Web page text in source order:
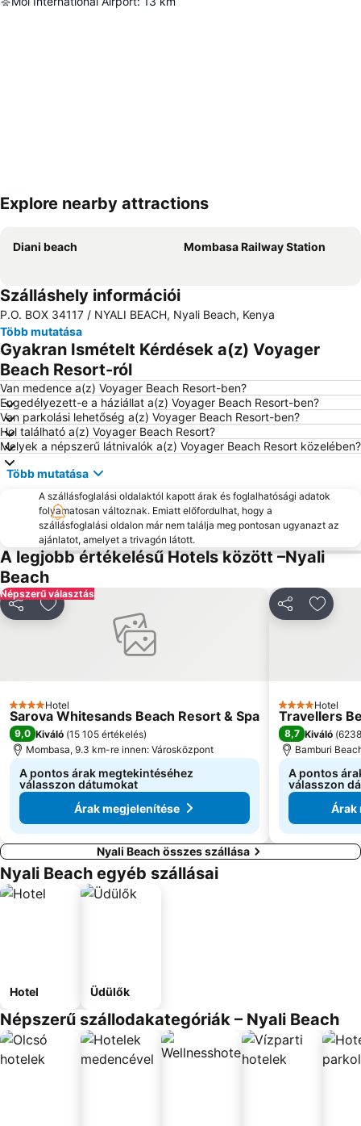
Nagy méretű térkép
Explore nearby attractions
Diani beach Mombasa Railway Station
Szálláshely információi
P.O. BOX 34117 / NYALI BEACH, Nyali Beach, Kenya
Több mutatása
Gyakran Ismételt Kérdések a(z) Voyager
Beach Resort-ról
Van medence a(z) Voyager Beach Resort-ben?
Engedélyezett-e a háziállat a(z) Voyager Beach Resort-ben?
Van parkolási lehetőség a(z) Voyager Beach Resort-ben?
Hol található a(z) Voyager Beach Resort?
Melyek a népszerű látnivalók a(z) Voyager Beach Resort közelében?
Több mutatása
A szállásfoglalási oldalaktól kapott árak és foglalhatósági adatok
folyamatosan változnak. Emiatt előfordulhat, hogy a
szállásfoglalási oldalon már nem találja meg pontosan ugyanazt az
ajánlatot, amelyet a trivagón látott.
A legjobb értékelésű Hotels között –Nyali
Beach
Népszerű választás
MegosztásHozzáadás a kedvencekhez
4 Kategória
Hotel
Sarova Whitesands Beach Resort & Spa
9,0 Kiváló (15 105 értékelés)
Mombasa, 9.3 km-re innen: Városközpont
A pontos árak megtekintéséhez
válasszon dátumokat
Árak megjelenítése
Megosztás
4 Kategória
Hotel
Travellers
8,7 Kiváló (
Bamburi
A pontos
válasszon
Árak
Nyali Beach összes szállása
Nyali Beach egyéb szállásai
Hotel Üdülők
Népszerű szállodakategóriák – Nyali Beach